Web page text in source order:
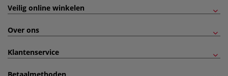
Veilig online winkelen
Over ons
Klantenservice